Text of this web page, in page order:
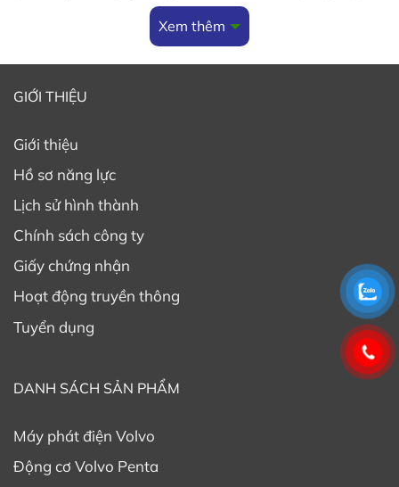
thuật của TTTT đã được đào tạo sử dụng
trong việc kiểm tra và khác phục lỗi của động
Là đơn vị ủy quyền bảo hành, cung cấp phụ tùng
hướng dẫn khách hàng từng bước thực hiện việc bảo
trì bảo dưỡng động cơ theo đúng quy trình của hãng.
Xem thêm
GIỚI THIỆU
Giới thiệu
Hồ sơ năng lực
Lịch sử hình thành
Chính sách công ty
Giấy chứng nhận
Hoạt động truyền thông
Tuyển dụng
DANH SÁCH SẢN PHẨM
Máy phát điện Volvo
Động cơ Volvo Penta